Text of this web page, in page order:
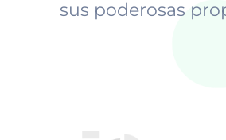
sus poderosas